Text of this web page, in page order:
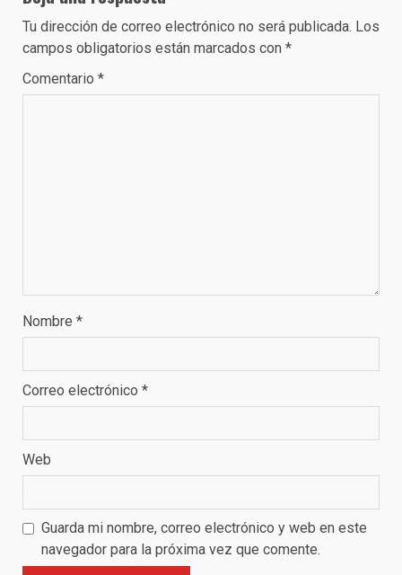
Tu dirección de correo electrónico no será publicada. Los
campos obligatorios están marcados con *
Comentario *
Nombre *
Correo electrónico *
Web
Guarda mi nombre, correo electrónico y web en este
navegador para la próxima vez que comente.